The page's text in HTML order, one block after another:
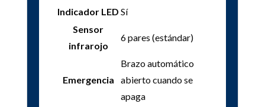
Indicador LED Sí
Sensor
infrarojo
6 pares (estándar)
Emergencia
Brazo automático
abierto cuando se
apaga